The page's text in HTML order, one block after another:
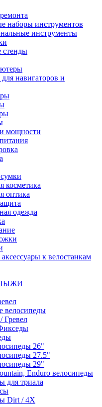
наборы инструментов
инструменты
стенды
навигаторов и
мощности
косметика
оптика
одежда
к велостанкам
велосипеды
Гревел
26"
27.5"
29"
Enduro велосипеды
для триала
Dirt / 4X